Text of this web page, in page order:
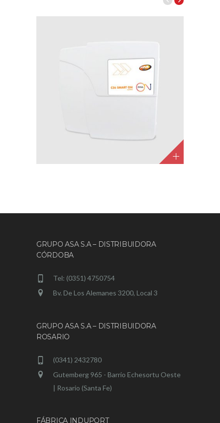
GRUPO ASA S.A – DISTRIBUIDORA
CÓRDOBA
Tel: (0351) 4750754
Bv. De Los Alemanes 3200, Local 3
GRUPO ASA S.A – DISTRIBUIDORA
ROSARIO
(0341) 2432780
Gutemberg 965 - Barrio Echesortu Oeste
| Rosario (Santa Fe)
FÁBRICA INDUPORT